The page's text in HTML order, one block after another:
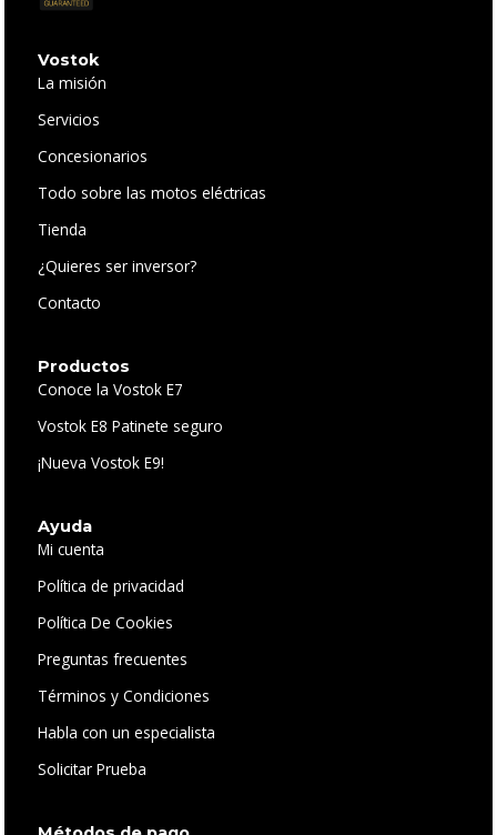
Vostok
La misión
Servicios
Concesionarios
Todo sobre las motos eléctricas
Tienda
¿Quieres ser inversor?
Contacto
Productos
Conoce la Vostok E7
Vostok E8 Patinete seguro
¡Nueva Vostok E9!
Ayuda
Mi cuenta
Política de privacidad
Política De Cookies
Preguntas frecuentes
Términos y Condiciones
Habla con un especialista
Solicitar Prueba